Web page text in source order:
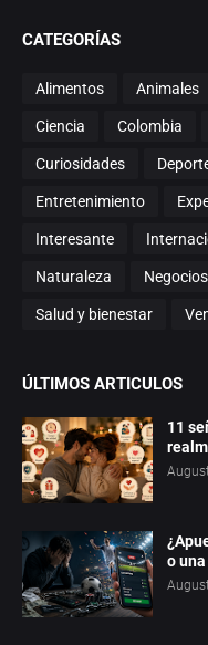
CATEGORÍAS
Alimentos Animales
Ciencia Colombia
Curiosidades
Entretenimiento
Interesante
Naturaleza Negocios
Salud y bienestar
ÚLTIMOS ARTICULOS
11
o